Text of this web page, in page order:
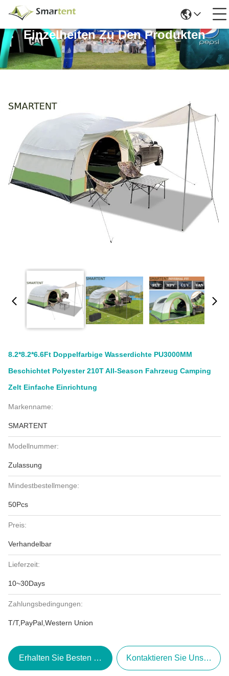
Einzelheiten Zu Den Produkten
8.2*8.2*6.6Ft Doppelfarbige Wasserdichte PU3000MM
Beschichtet Polyester 210T All-Season Fahrzeug Camping
Zelt Einfache Einrichtung
Markenname:
SMARTENT
Modellnummer:
Zulassung
Mindestbestellmenge:
50Pcs
Preis:
Verhandelbar
Lieferzeit:
10~30Days
Zahlungsbedingungen:
T/T,PayPal,Western Union
Erhalten Sie Besten Preis Kontaktieren Sie Uns Jetzt